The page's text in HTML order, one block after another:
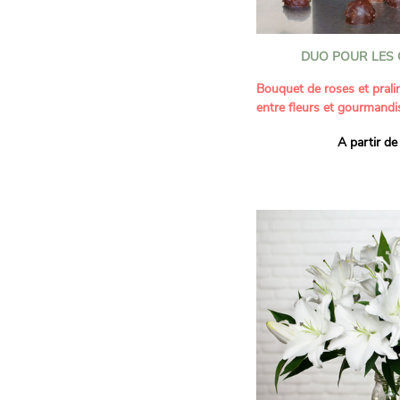
DUO POUR LES
Bouquet de roses et
entre fleurs et
Alliez douceur et
fabriquées en France.
d'exception, enrobés
délicatement croquant
révèlent un cœur praliné
authentique.
L'association d'un
chocolats artisanaux
raffiné et irrésistible à
attendre. Un cadeau
A partir